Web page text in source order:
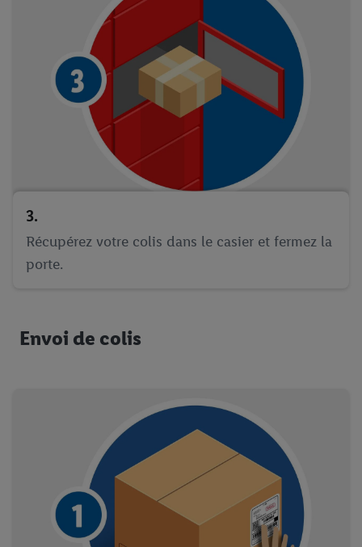
3.
Récupérez votre colis dans le casier et fermez la
porte.
Envoi de colis